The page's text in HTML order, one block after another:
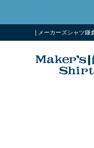
| メーカーズシャツ鎌